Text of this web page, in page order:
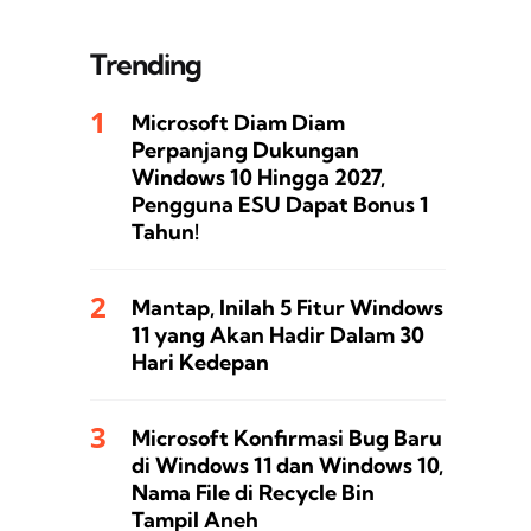
Trending
Microsoft Diam Diam
Perpanjang Dukungan
Windows 10 Hingga 2027,
Pengguna ESU Dapat Bonus 1
Tahun!
Mantap, Inilah 5 Fitur Windows
11 yang Akan Hadir Dalam 30
Hari Kedepan
Microsoft Konfirmasi Bug Baru
di Windows 11 dan Windows 10,
Nama File di Recycle Bin
Tampil Aneh